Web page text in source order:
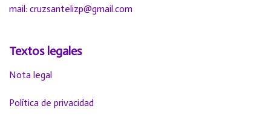
mail: cruzsantelizp@gmail.com
Textos legales
Nota legal
Política de privacidad